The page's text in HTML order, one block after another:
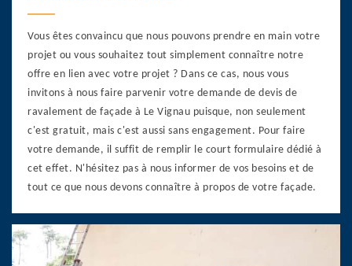
Vous êtes convaincu que nous pouvons prendre en main votre
projet ou vous souhaitez tout simplement connaître notre
offre en lien avec votre projet ? Dans ce cas, nous vous
invitons à nous faire parvenir votre demande de devis de
ravalement de façade à Le Vignau puisque, non seulement
c'est gratuit, mais c'est aussi sans engagement. Pour faire
votre demande, il suffit de remplir le court formulaire dédié à
cet effet. N'hésitez pas à nous informer de vos besoins et de
tout ce que nous devons connaître à propos de votre façade.